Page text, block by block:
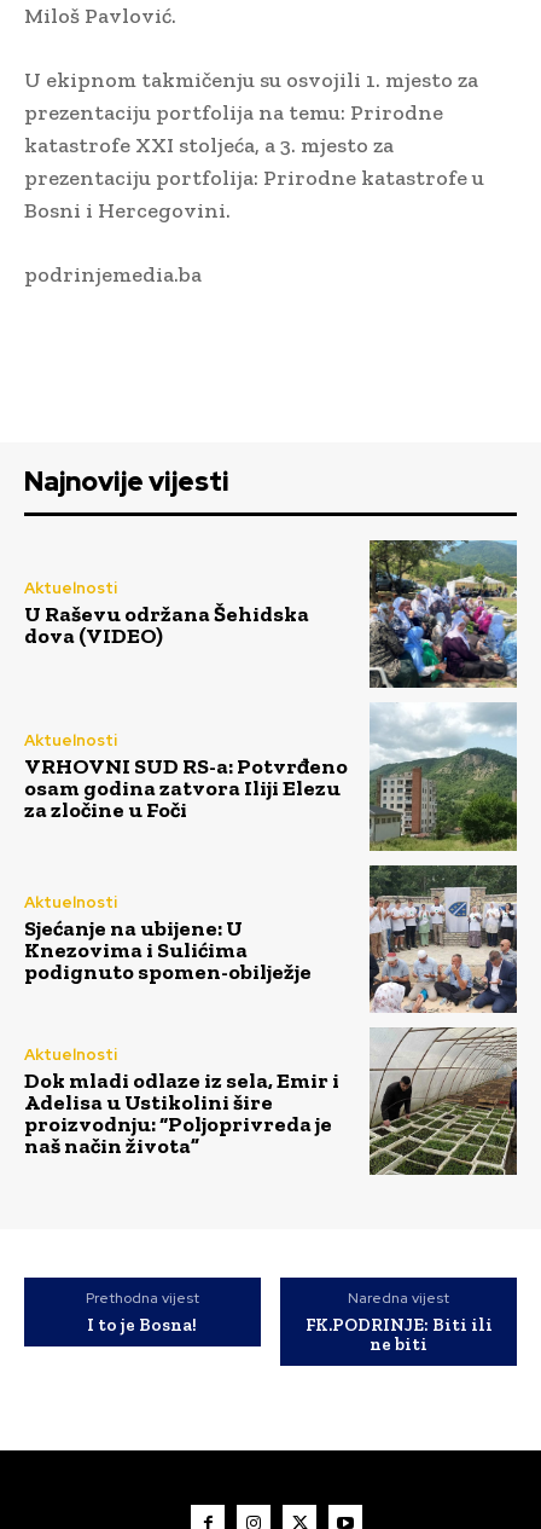
Miloš Pavlović.
U ekipnom takmičenju su osvojili 1. mjesto za
prezentaciju portfolija na temu: Prirodne
katastrofe XXI stoljeća, a 3. mjesto za
prezentaciju portfolija: Prirodne katastrofe u
Bosni i Hercegovini.
podrinjemedia.ba
Najnovije vijesti
Aktuelnosti
U Raševu održana Šehidska
dova (VIDEO)
Aktuelnosti
VRHOVNI SUD RS-a: Potvrđeno
osam godina zatvora Iliji Elezu
za zločine u Foči
Aktuelnosti
Sjećanje na ubijene: U
Knezovima i Sulićima
podignuto spomen-obilježje
Aktuelnosti
Dok mladi odlaze iz sela, Emir i
Adelisa u Ustikolini šire
proizvodnju: “Poljoprivreda je
naš način života”
Prethodna vijest
I to je Bosna!
Naredna vijest
FK.PODRINJE: Biti ili
ne biti